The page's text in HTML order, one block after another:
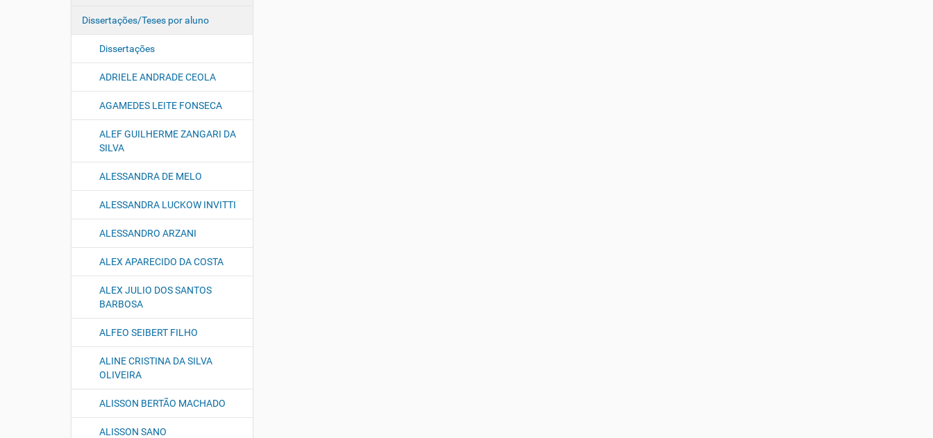
Dissertações/Teses por aluno
Dissertações
ADRIELE ANDRADE CEOLA
AGAMEDES LEITE FONSECA
ALEF GUILHERME ZANGARI DA
SILVA
ALESSANDRA DE MELO
ALESSANDRA LUCKOW INVITTI
ALESSANDRO ARZANI
ALEX APARECIDO DA COSTA
ALEX JULIO DOS SANTOS
BARBOSA
ALFEO SEIBERT FILHO
ALINE CRISTINA DA SILVA
OLIVEIRA
ALISSON BERTÃO MACHADO
ALISSON SANO